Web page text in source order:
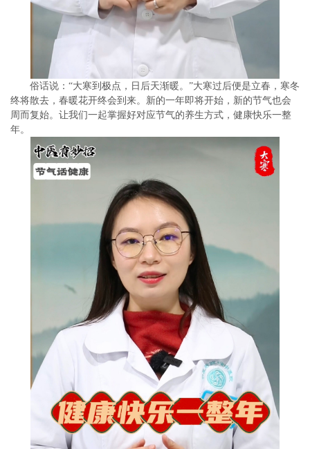
俗话说：“大寒到极点，日后天渐暖。”大寒过后便是立春，寒冬
终将散去，春暖花开终会到来。新的一年即将开始，新的节气也会
周而复始。让我们一起掌握好对应节气的养生方式，健康快乐一整
年。